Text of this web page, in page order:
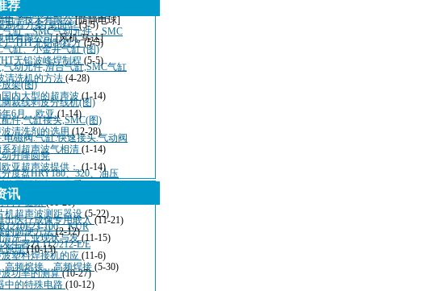
动化设备有限
电子技术有限公 [防静电球]
电有限公司 [风机,马达]
气缸CXW25/MXS8/MT
缸，SMC气动元件，SMC
缸、小金井气缸 (图)
动元件,滑台气缸,SMC气缸
架(图)
裁线剥皮分线机(图)
件,气缸接头,SMC(图)
磁阀.气缸.快速接头.气动阀
升降圆凳
度盘HRY180、320、油压
备、空气管道设备、方向控制设
100、KUR
生器ZL112/212-E/E
荐
制程方案(桌面型(5-5)
厂THT无铅制程方(5-5)
无铅波峰焊制程 (5-5)
清洗机的方法 (4-28)
内大型的超声波(1-14)
年6月，欧亚(1-14)
清洗剂的选用(12-28)
列超声波气相清 (1-14)
亚超声波提供：(1-14)
仪国际招标10月看
利于健康(11-20)
出医疗成像专用嵌入 (11-21)
洗工业现状与发(11-15)
塑料焊接机的应 (11-6)
功率的测算(10-27)
讯
机超声波测距器设 (5-22)
的简便方法(2-12)
原理(10-13)
高频熔接、高频焊接 (5-30)
中的特殊电路 (10-12)